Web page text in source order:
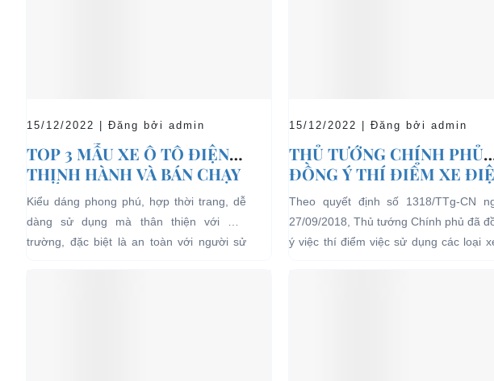
15/12/2022 | Đăng bởi admin
TOP 3 MẪU XE Ô TÔ ĐIỆN
THỊNH HÀNH VÀ BÁN CHẠY
NHẤT HIỆN NAY
Kiểu dáng phong phú, hợp thời trang, dễ
dàng sử dụng mà thân thiện với môi
trường, đặc biệt là an toàn với người sử
15/12/2022 | Đăng bởi admin
THỦ TƯỚNG CHÍNH PHỦ
ĐỒNG Ý THÍ ĐIỂM XE
04 BÁNH CHỞ KHÁCH DU
LỊCH TẠI CÁC KHU VỰC
HẠN CHẾ
Theo quyết định số 1318/TTg-CN
27/09/2018, Thủ tướng Chính phủ đã
ý việc thí điểm việc sử dụng các loại